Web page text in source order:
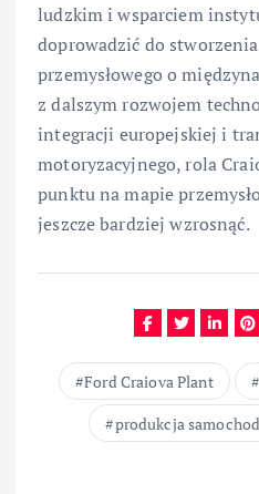
ludzkim i wsparciem
doprowadzić do
przemysłowego o
z dalszym rozwojem
integracji europejskiej i
motoryzacyjnego, rola
punktu na mapie
jeszcze bardziej wzrosnąć.
Ford Craiova Plant
produkcja